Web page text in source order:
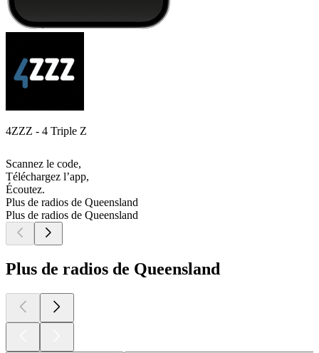
4ZZZ - 4 Triple Z
Scannez le code,
Téléchargez l’app,
Écoutez.
Plus de radios de Queensland
Plus de radios de Queensland
Plus de radios de Queensland